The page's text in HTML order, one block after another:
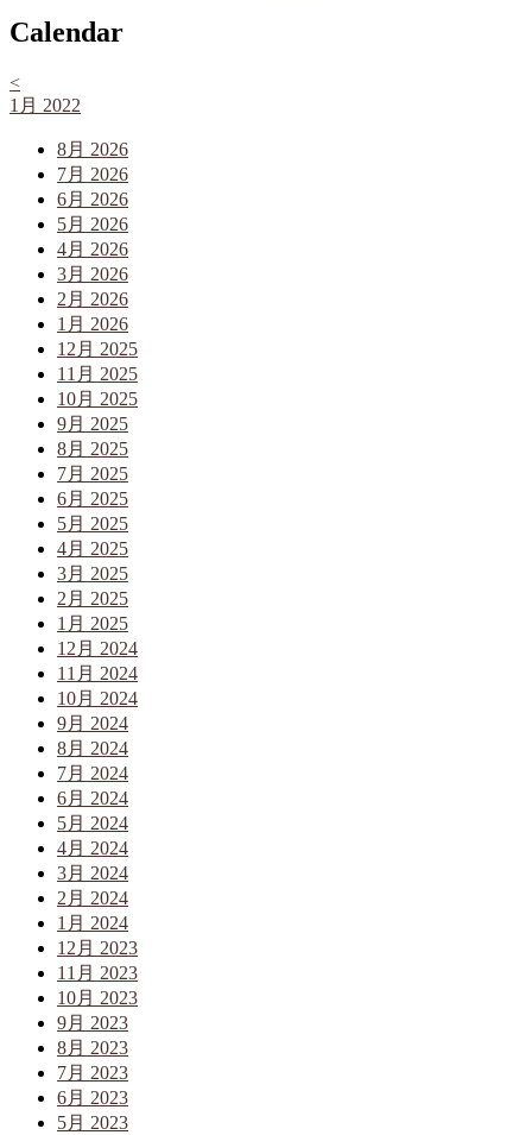
Calendar
<
1月 2022
8月 2026
7月 2026
6月 2026
5月 2026
4月 2026
3月 2026
2月 2026
1月 2026
12月 2025
11月 2025
10月 2025
9月 2025
8月 2025
7月 2025
6月 2025
5月 2025
4月 2025
3月 2025
2月 2025
1月 2025
12月 2024
11月 2024
10月 2024
9月 2024
8月 2024
7月 2024
6月 2024
5月 2024
4月 2024
3月 2024
2月 2024
1月 2024
12月 2023
11月 2023
10月 2023
9月 2023
8月 2023
7月 2023
6月 2023
5月 2023